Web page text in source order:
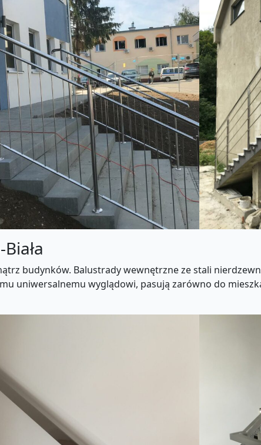
budynków. Balustrady wewnętrzne ze stali
uniwersalnemu wyglądowi, pasują zarówno do